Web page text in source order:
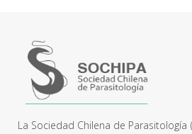
La Sociedad Chilena de Parasitología